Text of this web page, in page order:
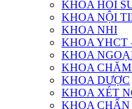
KHOA HỒI
KHOA NỘI
KHOA NHI
KHOA YHCT
KHOA
KHOA CHĂM
KHOA DƯỢC
KHOA XÉT
KHOA